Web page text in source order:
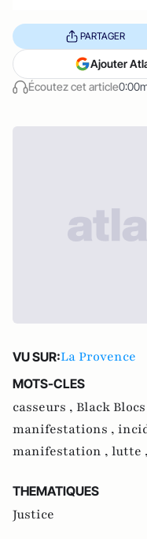
Écoutez cet article
PARTAGER
Ajouter
VU SUR:La Provence
MOTS-CLES
casseurs , Black
manifestations ,
manifestation , lutte ,
THEMATIQUES
Justice